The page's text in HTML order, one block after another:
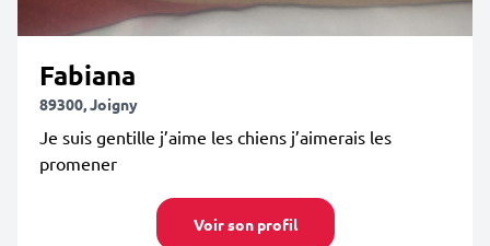
Fabiana
89300, Joigny
Je suis gentille j’aime les chiens j’aimerais les
promener
Voir son profil